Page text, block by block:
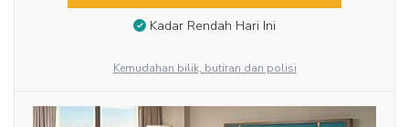
Kadar Rendah Hari Ini
Kemudahan bilik, butiran dan polisi